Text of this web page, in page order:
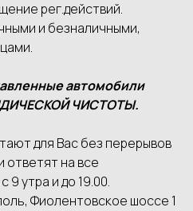
рег.действий.
и безналичными,
автомобили
ЧИСТОТЫ.
для Вас без перерывов
ответят на все
утра и до 19.00.
Фиолентовское шоссе 1